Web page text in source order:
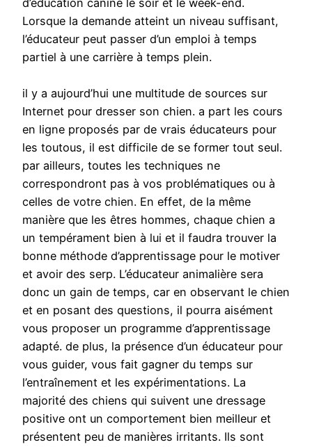
d’éducation canine le soir et le week-end.
Lorsque la demande atteint un niveau suffisant,
l’éducateur peut passer d’un emploi à temps
partiel à une carrière à temps plein.
il y a aujourd’hui une multitude de sources sur
Internet pour dresser son chien. a part les cours
en ligne proposés par de vrais éducateurs pour
les toutous, il est difficile de se former tout seul.
par ailleurs, toutes les techniques ne
correspondront pas à vos problématiques ou à
celles de votre chien. En effet, de la même
manière que les êtres hommes, chaque chien a
un tempérament bien à lui et il faudra trouver la
bonne méthode d’apprentissage pour le motiver
et avoir des serp. L’éducateur animalière sera
donc un gain de temps, car en observant le chien
et en posant des questions, il pourra aisément
vous proposer un programme d’apprentissage
adapté. de plus, la présence d’un éducateur pour
vous guider, vous fait gagner du temps sur
l’entraînement et les expérimentations. La
majorité des chiens qui suivent une dressage
positive ont un comportement bien meilleur et
présentent peu de manières irritants. Ils sont